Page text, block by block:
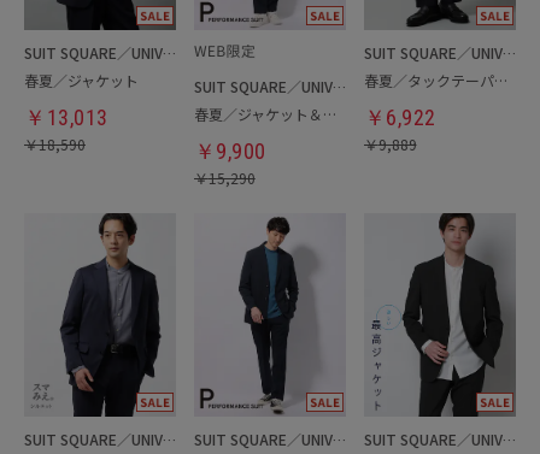
SUIT SQUARE／UNIVERSAL LANGUAGE
春夏／ジャケット
￥ 13,013
￥18,590
SUIT SQUARE／UNIVERSAL LANGUAGE
春夏／ジャケット＆パンツ＆Tシャツセットアップ
￥ 9,900
￥15,290
SUIT SQUARE／UNIVERSAL LANGUAGE
春夏／タックテーパードパンツ
￥ 6,922
￥9,889
SUIT SQUARE／UNIVERSAL LANGUAGE
SUIT SQUARE／UNIVERSAL LANGUAGE
SUIT SQUARE／UNIVERSAL LANGUAGE